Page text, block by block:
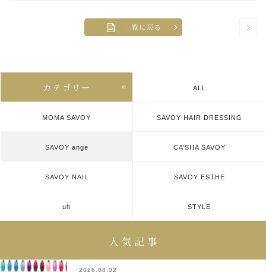
ALL
MOMA SAVOY SAVOY HAIR DRESSING
SAVOY ange CA’SHA SAVOY
SAVOY NAIL SAVOY ESTHE
ult STYLE
2026.08.02